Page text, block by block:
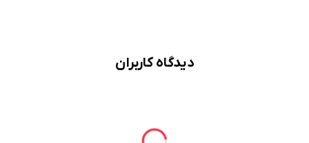
دیدگاه کاربران